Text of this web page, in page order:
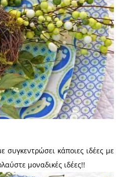
συγκεντρώσει κάποιες ιδέες με
μοναδικές ιδέες!!